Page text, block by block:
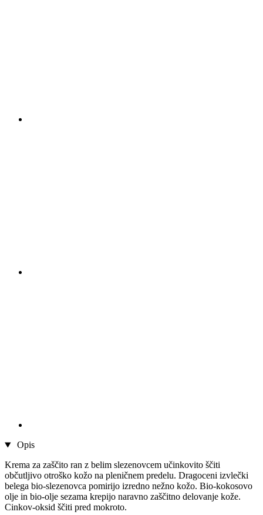
Opis
Krema za zaščito ran z belim slezenovcem učinkovito ščiti
občutljivo otroško kožo na pleničnem predelu. Dragoceni izvlečki
belega bio-slezenovca pomirijo izredno nežno kožo. Bio-kokosovo
olje in bio-olje sezama krepijo naravno zaščitno delovanje kože.
Cinkov-oksid ščiti pred mokroto.